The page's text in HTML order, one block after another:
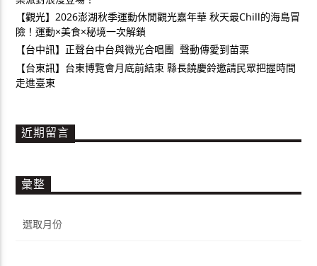
【觀光】2026澎湖秋季運動休閒觀光嘉年華 秋天最Chill的海島冒
險！運動×美食×秘境一次解鎖
【台中訊】正聲台中台與微光合唱團 聲動傳愛到苗栗
【台東訊】台東博覽會月底前結束 縣長饒慶鈴邀請民眾把握時間
走進臺東
近期留言
彙整
整